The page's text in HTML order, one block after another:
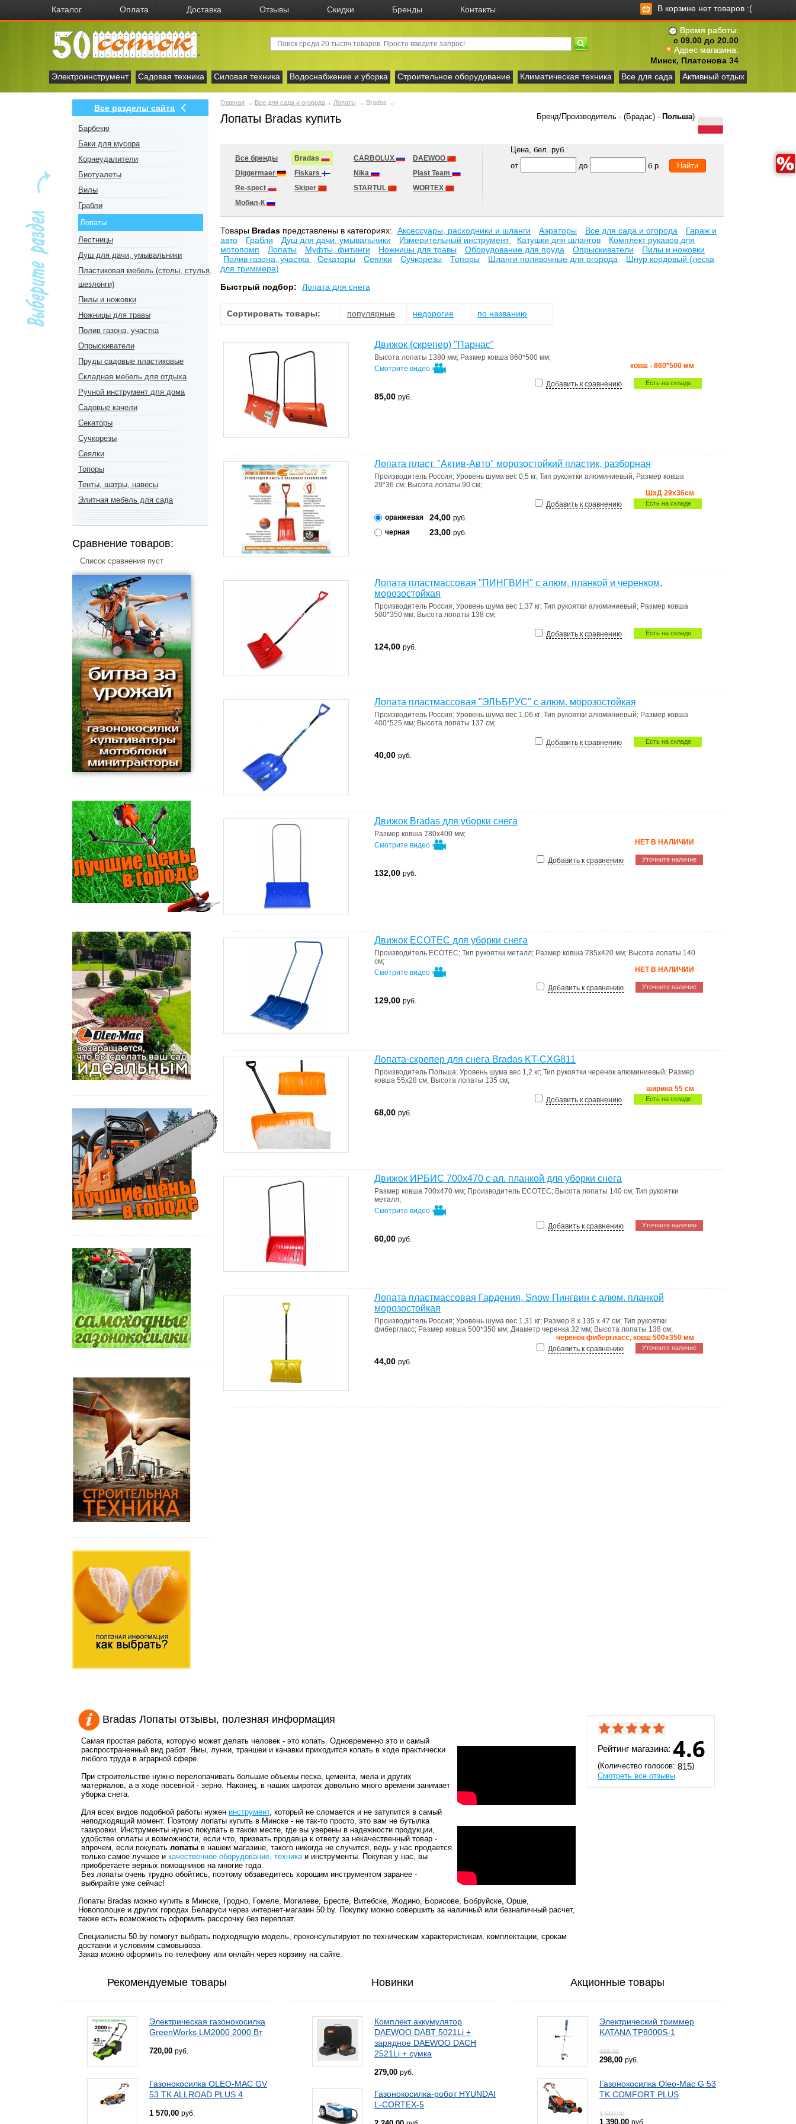
Каталог Оплата Доставка Отзывы Скидки Бренды Контакты В корзине нет товаров :(
Время работы:
с 09.00 до 20.00
Адрес магазина:
Минск, Платонова 34
Электроинструмент
Садовая техника Силовая техника Водоснабжение и уборка Строительное оборудование Климатическая техника Все для сада Активный отдых
Все разделы сайта
Барбекю
Баки для мусора
Корнеудалители
Биотуалеты
Вилы
Грабли
Лопаты
Лестницы
Душ для дачи, умывальники
Пластиковая мебель (столы, стулья,
шезлонги)
Пилы и ножовки
Ножницы для травы
Полив газона, участка
Опрыскиватели
Пруды садовые пластиковые
Складная мебель для отдыха
Ручной инструмент для дома
Садовые качели
Секаторы
Сучкорезы
Сеялки
Топоры
Тенты, шатры, навесы
Элитная мебель для сада
Сравнение товаров:
Список сравнения пуст
Главная → Все для сада и огорода→ Лопаты → Bradas →
Лопаты Bradas купить Бренд/Производитель - (Брадас) - Польша)
Все бренды Bradas CARBOLUX
DAEWOO
Diggermaer
Fiskars Nika
Plast Team
Re-spect
Skiper STARTUL
WORTEX
Мобил-К
Цена, бел. руб.
от
до б.р.
Товары Bradas представлены в категориях: Аксесcуары, расходники и шланги Аэраторы Все для сада и огорода
Гараж и
авто
Грабли Душ для дачи, умывальники Измерительный инструмент Катушки для шлангов
Комплект рукавов для
мотопомп
Лопаты Муфты, фитинги Ножницы для травы Оборудование для пруда Опрыскиватели
Пилы и ножовки
Полив газона, участка
Секаторы Сеялки Сучкорезы Топоры Шланги поливочные для огорода
Шнур кордовый (леска
для триммера)
Быстрый подбор:
Лопата для снега
Сортировать товары: популярные недорогие по названию
Движок (скрепер) "Парнас"
Высота лопаты 1380 мм; Размер ковша 860*500 мм;
ковш - 860*500 мм
Смотрите видео
Есть на складе
Добавить к сравнению
85,00 руб.
Лопата пласт. "Актив-Авто" морозостойкий пластик, разборная
Производитель Россия; Уровень шума вес 0,5 кг; Тип рукоятки алюминиевый; Размер ковша
29*36 см; Высота лопаты 90 см;
ШхД 29х36см
Есть на складе
Добавить к сравнению
оранжевая
24,00 руб.
черная
23,00 руб.
Лопата пластмассовая "ПИНГВИН" с алюм. планкой и черенком,
морозостойкая
Производитель Россия; Уровень шума вес 1,37 кг; Тип рукоятки алюминиевый; Размер ковша
500*350 мм; Высота лопаты 138 см;
Есть на складе
Добавить к сравнению
124,00 руб.
Лопата пластмассовая "ЭЛЬБРУС" с алюм. морозостойкая
Производитель Россия; Уровень шума вес 1,06 кг; Тип рукоятки алюминиевый; Размер ковша
400*525 мм; Высота лопаты 137 см;
Есть на складе
Добавить к сравнению
40,00 руб.
Движок Bradas для уборки снега
Размер ковша 780х400 мм;
НЕТ В НАЛИЧИИ
Смотрите видео
Уточните наличие
Добавить к сравнению
132,00 руб.
Движок ECOTEC для уборки снега
Производитель ECOTEC; Тип рукоятки металл; Размер ковша 785х420 мм; Высота лопаты 140
см;
НЕТ В НАЛИЧИИ
Смотрите видео
Уточните наличие
Добавить к сравнению
129,00 руб.
Лопата-скрепер для снега Bradas KT-CXG811
Производитель Польша; Уровень шума вес 1,2 кг; Тип рукоятки черенок алюминиевый; Размер
ковша 55х28 см; Высота лопаты 135 см;
ширина 55 см
Есть на складе
Добавить к сравнению
68,00 руб.
Движок ИРБИС 700х470 с ал. планкой для уборки снега
Размер ковша 700х470 мм; Производитель ECOTEC; Высота лопаты 140 см; Тип рукоятки
металл;
Смотрите видео
Уточните наличие
Добавить к сравнению
60,00 руб.
Лопата пластмассовая Гардения, Snow Пингвин с алюм. планкой
морозостойкая
Производитель Россия; Уровень шума вес 1,31 кг; Размер 8 x 135 x 47 см; Тип рукоятки
фибергласс; Размер ковша 500*350 мм; Диаметр черенка 32 мм; Высота лопаты 138 см;
черенок фибергласс, ковш 500х350 мм
Уточните наличие
Добавить к сравнению
44,00 руб.
Bradas Лопаты отзывы, полезная информация
Самая простая работа, которую может делать человек - это копать. Одновременно это и самый
распространенный вид работ. Ямы, лунки, траншеи и канавки приходится копать в ходе практически
любого труда в аграрной сфере.
При строительстве нужно перелопачивать большие объемы песка, цемента, мела и других
материалов, а в ходе посевной - зерно. Наконец, в наших широтах довольно много времени занимает
уборка снега.
Для всех видов подобной работы нужен инструмент, который не сломается и не затупится в самый
неподходящий момент. Поэтому лопаты купить в Минске - не так-то просто, это вам не бутылка
газировки. Инструменты нужно покупать в таком месте, где вы уверены в надежности продукции,
удобстве оплаты и возможности, если что, призвать продавца к ответу за некачественный товар -
впрочем, если покупать лопаты в нашем магазине, такого никогда не случится, ведь у нас продается
только самое лучшее и качественное оборудование, техникаи инструменты. Покупая у нас, вы
приобретаете верных помощников на многие года.
Без лопаты очень трудно обойтись, поэтому обзаведитесь хорошим инструментом заранее -
выбирайте уже сейчас!
Лопаты Bradas можно купить в Минске, Гродно, Гомеле, Могилеве, Бресте, Витебске, Жодино, Борисове, Бобруйске, Орше,
Новополоцке и других городах Беларуси через интернет-магазин 50.by. Покупку можно совершить за наличный или безналичный расчет,
также есть возможность оформить рассрочку без переплат.
Специалисты 50.by помогут выбрать подходящую модель, проконсультируют по техническим характеристикам, комплектации, срокам
доставки и условиям самовывоза.
Заказ можно оформить по телефону или онлайн через корзину на сайте.
Рейтинг магазина: 4.6
(Количество голосов: 815)
Смотреть все отзывы
Рекомендуемые товары
Электрическая газонокосилка
GreenWorks LM2000 2000 Вт
720,00 руб.
Газонокосилка OLEO-MAC GV
53 TK ALLROAD PLUS 4
1 570,00 руб.
Новинки
Комплект аккумулятор
DAEWOO DABT 5021Li +
зарядное DAEWOO DACH
2521Li + сумка
279,00 руб.
Газонокосилка-робот HYUNDAI
L-CORTEX-5
Акционные товары
Электрический триммер
KATANA TP8000S-1
368,00
298,00 руб.
Газонокосилка Oleo-Mac G 53
TK COMFORT PLUS
1 550,00
1 390,00 руб.